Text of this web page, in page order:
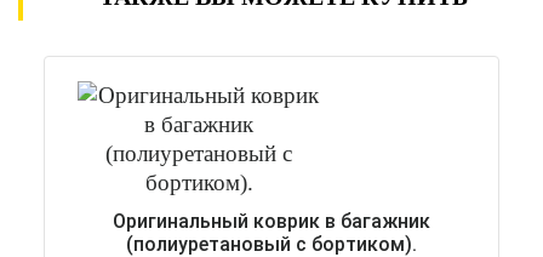
Оригинальный коврик в багажник
(полиуретановый с бортиком).